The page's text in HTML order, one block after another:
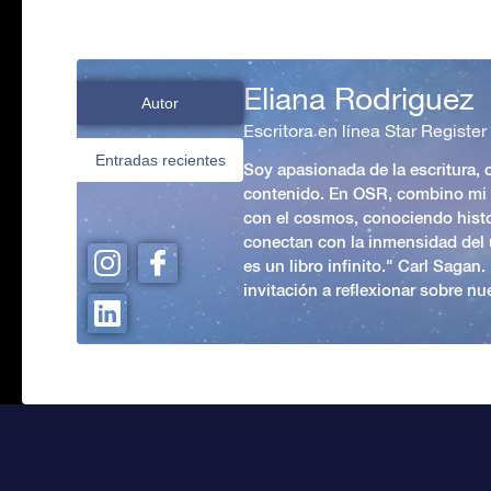
Autor
Entradas recientes
Eliana Rodriguez
Escritora en línea Star Register
Soy apasionada de la escritura,
contenido. En OSR, combino
con el cosmos, conociendo
conectan con la inmensidad
es un libro infinito." Carl Sagan.
invitación a reflexionar sobre